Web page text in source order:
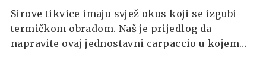
Sirove tikvice imaju svjež okus koji se izgubi
termičkom obradom. Naš je prijedlog da
napravite ovaj jednostavni carpaccio u kojem